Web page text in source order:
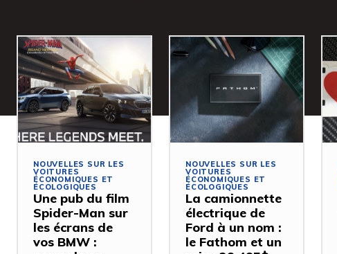
NOUVELLES SUR LES
VOITURES
ÉCONOMIQUES ET
ÉCOLOGIQUES
Une pub du film
Spider-Man sur
les écrans de
vos BMW :
NOUVELLES SUR LES
VOITURES
ÉCONOMIQUES ET
ÉCOLOGIQUES
La camionnette
électrique de
Ford à un nom :
le Fathom et un